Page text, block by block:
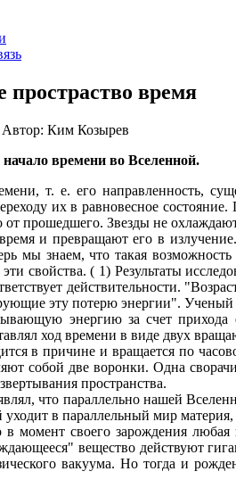
простраство время
Автор: Ким Козырев
времени во Вселенной.
т. е. его направленность,
их в равновесное
от прошедшего. Звезды не
и превращают его в
мы знаем, что такая
эти свойства. ( 1) Результаты
дей­ствительности.
эту по­терю энергии". Ученый
энергию за счет прихода
ход времени в виде двух
в причине и вращается по
собой две воронки. Одна
пространства.
что параллельно на­шей
в параллель­ный мир
в момент своего зарождения любая
вещество действуют
вакуума. Но тогда и